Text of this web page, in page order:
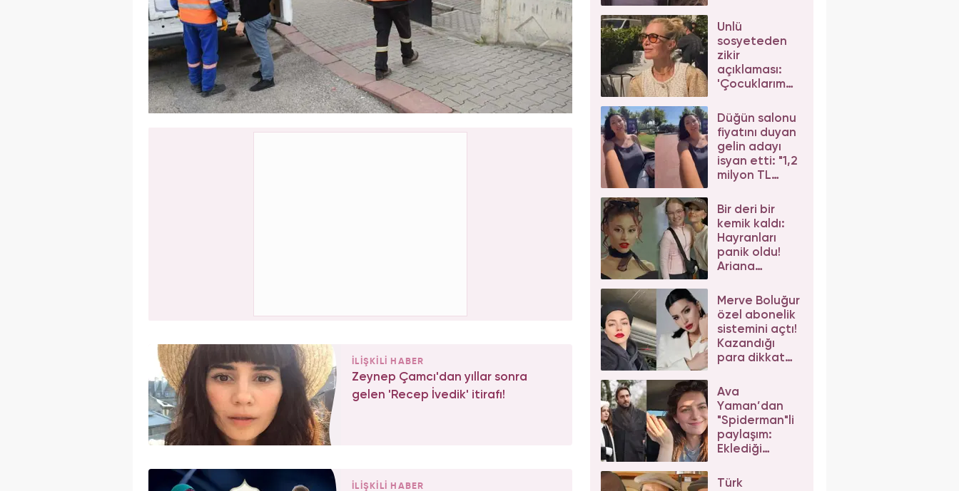
İLİŞKİLİ HABER
Zeynep Çamcı'dan yıllar sonra
gelen 'Recep İvedik' itirafı!
İLİŞKİLİ HABER
beğeni yağdı
Ünlü
sosyeteden
zikir
açıklaması:
'Çocuklarım
diyerek gelen
eleştirilere
yanıt verdi
Düğün salonu
fiyatını duyan
gelin adayı
isyan etti: "1,2
milyon TL
Bir deri bir
kemik kaldı:
Hayranları
panik oldu!
Ariana
son hali
korkuttu
Merve Boluğur
özel abonelik
sistemini açtı!
Kazandığı
para dikkat
Ava
Yaman’dan
"Spiderman"li
paylaşım:
Eklediği
sosyal
Türk